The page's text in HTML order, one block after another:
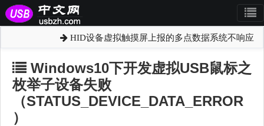
HID设备虚拟触摸屏上报的多点数据系统不响应
Windows10下开发虚拟USB鼠标之
枚举子设备失败
（STATUS_DEVICE_DATA_ERROR
）